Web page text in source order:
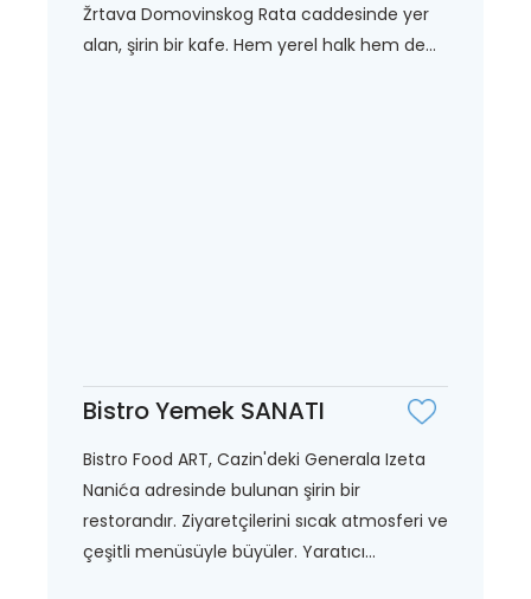
Žrtava Domovinskog Rata caddesinde yer
alan, şirin bir kafe. Hem yerel halk hem de...
Bistro Yemek SANATI
Bistro Food ART, Cazin'deki Generala Izeta
Nanića adresinde bulunan şirin bir
restorandır. Ziyaretçilerini sıcak atmosferi ve
çeşitli menüsüyle büyüler. Yaratıcı...